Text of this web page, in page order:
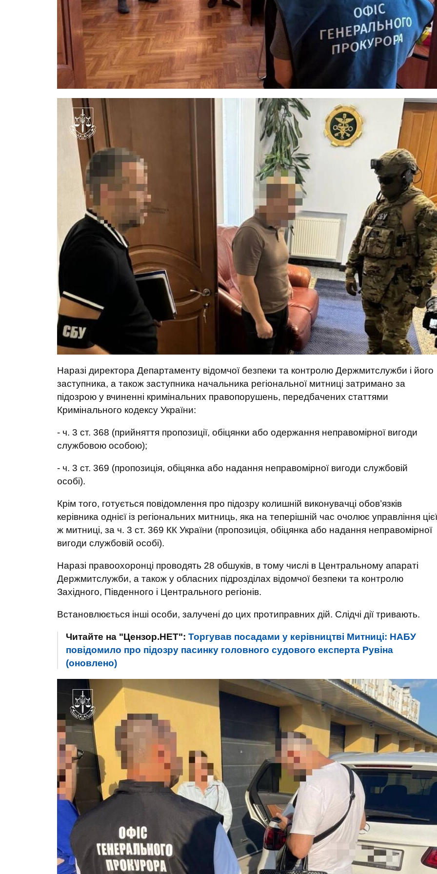
Наразі директора Департаменту відомчої безпеки та контролю Держмитслужби і його
заступника, а також заступника начальника регіональної митниці затримано за
підозрою у вчиненні кримінальних правопорушень, передбачених статтями
Кримінального кодексу України:
- ч. 3 ст. 368 (прийняття пропозиції, обіцянки або одержання неправомірної вигоди
службовою особою);
- ч. 3 ст. 369 (пропозиція, обіцянка або надання неправомірної вигоди службовій
особі).
Крім того, готується повідомлення про підозру колишній виконувачці обов’язків
керівника однієї із регіональних митниць, яка на теперішній час очолює управління цієї
ж митниці, за ч. 3 ст. 369 КК України (пропозиція, обіцянка або надання неправомірної
вигоди службовій особі).
Наразі правоохоронці проводять 28 обшуків, в тому числі в Центральному апараті
Держмитслужби, а також у обласних підрозділах відомчої безпеки та контролю
Західного, Південного і Центрального регіонів.
Встановлюється інші особи, залучені до цих протиправних дій. Слідчі дії тривають. ‎
Читайте на "Цензор.НЕТ": Торгував посадами у керівництві Митниці: НАБУ
повідомило про підозру пасинку головного судового експерта Рувіна
(оновлено)